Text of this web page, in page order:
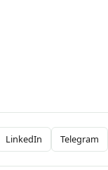
LinkedIn Telegram